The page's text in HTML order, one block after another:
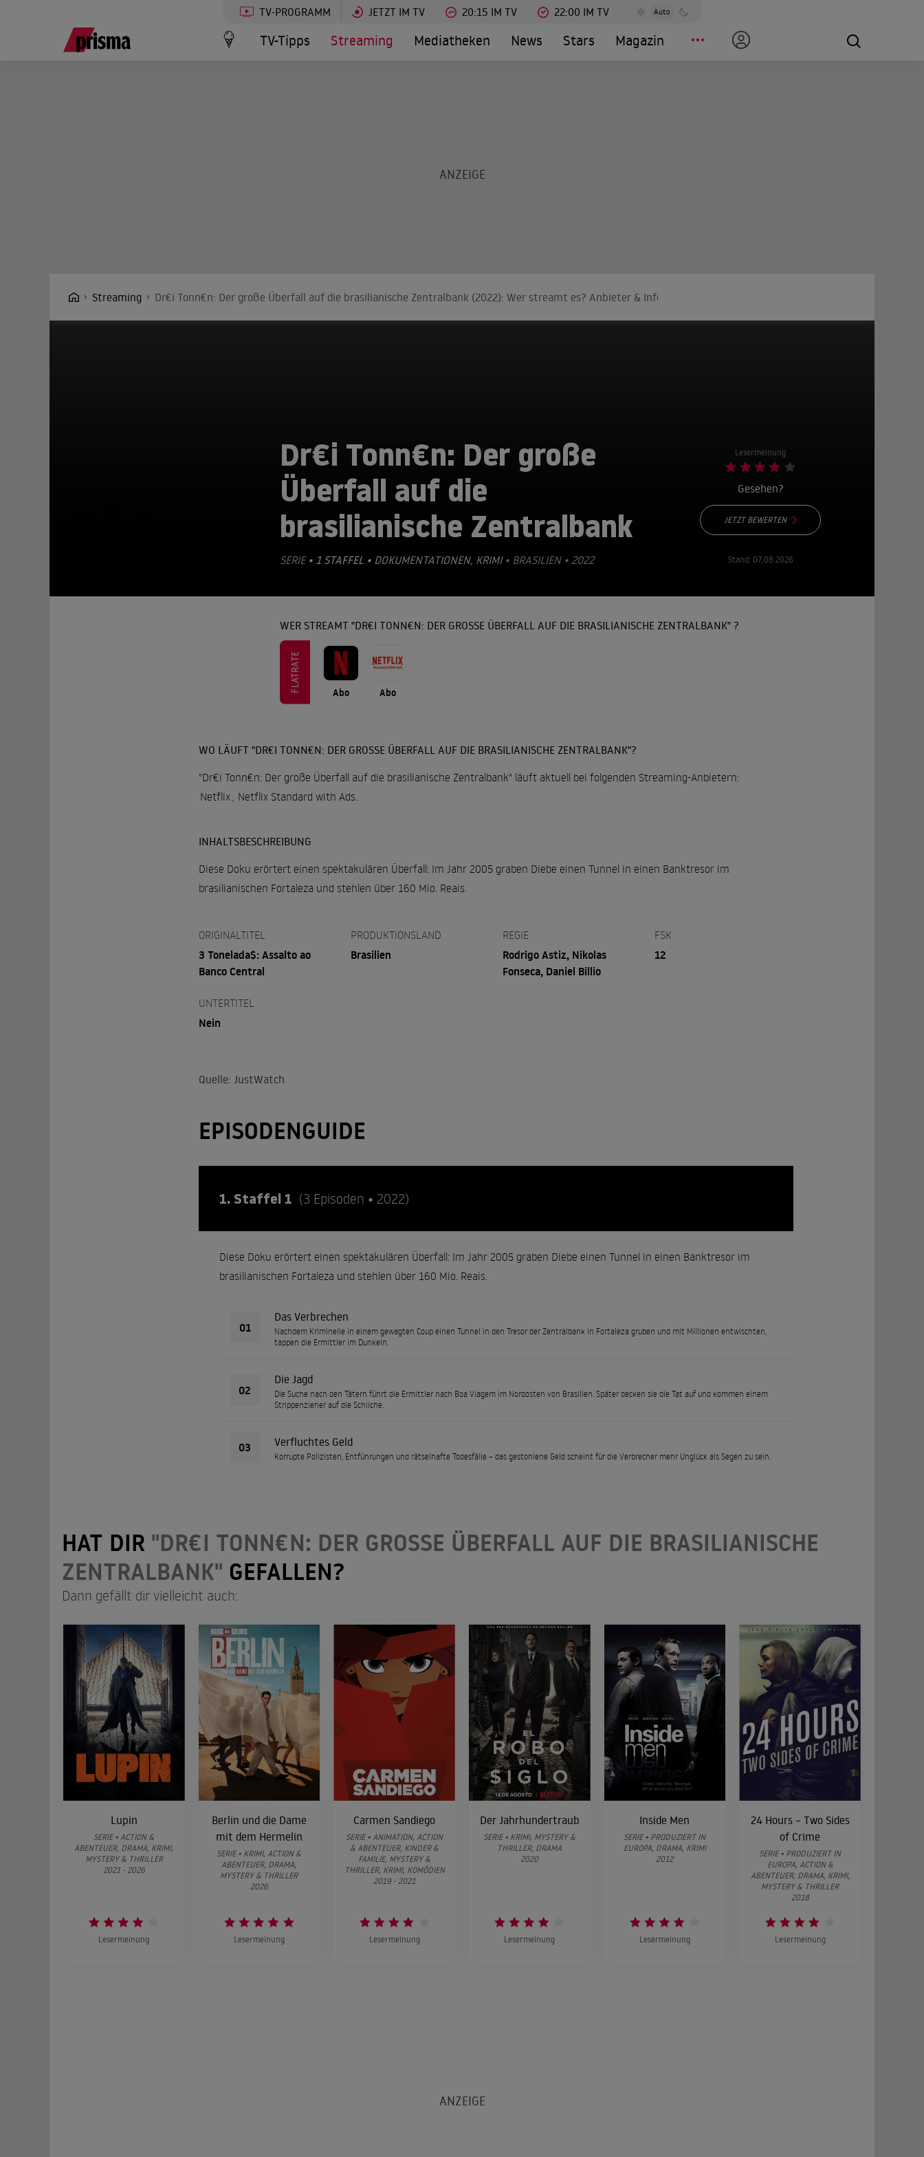
TV-PROGRAMM JETZT IM TV 20:15 IM TV 22:00 IM TV Auto
TV-Tipps Streaming Mediatheken News Stars Magazin
Streaming Dr€i Tonn€n: Der große Überfall auf die brasilianische Zentralbank (2022): Wer streamt es? Anbieter & Infos
Dr€i Tonn€n: Der große
Überfall auf die
brasilianische Zentralbank
SERIE • 1 STAFFEL • DOKUMENTATIONEN, KRIMI• BRASILIEN • 2022
Lesermeinung
Gesehen?
JETZT BEWERTEN
Stand: 07.08.2026
WER STREAMT "DR€I TONN€N: DER GROSSE ÜBERFALL AUF DIE BRASILIANISCHE ZENTRALBANK" ?
FLATRATE Abo Abo
WO LÄUFT "DR€I TONN€N: DER GROSSE ÜBERFALL AUF DIE BRASILIANISCHE ZENTRALBANK"?
"Dr€i Tonn€n: Der große Überfall auf die brasilianische Zentralbank" läuft aktuell bei folgenden Streaming-Anbietern:
Netflix
Netflix Standard with Ads
INHALTSBESCHREIBUNG
Diese Doku erörtert einen spektakulären Überfall: Im Jahr 2005 graben Diebe einen Tunnel in einen Banktresor im
brasilianischen Fortaleza und stehlen über 160 Mio. Reais.
ORIGINALTITEL
3 Tonelada$: Assalto ao
Banco Central
PRODUKTIONSLAND
Brasilien
REGIE
Rodrigo Astiz, Nikolas
Fonseca, Daniel Billio
FSK
12
UNTERTITEL
Nein
Quelle: JustWatch
EPISODENGUIDE
1. Staffel 1 (3 Episoden • 2022)
Diese Doku erörtert einen spektakulären Überfall: Im Jahr 2005 graben Diebe einen Tunnel in einen Banktresor im
brasilianischen Fortaleza und stehlen über 160 Mio. Reais.
01
Das Verbrechen
Nachdem Kriminelle in einem gewagten Coup einen Tunnel in den Tresor der Zentralbank in Fortaleza gruben und mit Millionen entwischten,
tappen die Ermittler im Dunkeln.
02
Die Jagd
Die Suche nach den Tätern führt die Ermittler nach Boa Viagem im Nordosten von Brasilien. Später decken sie die Tat auf und kommen einem
Strippenzieher auf die Schliche.
03 Verfluchtes Geld
Korrupte Polizisten, Entführungen und rätselhafte Todesfälle – das gestohlene Geld scheint für die Verbrecher mehr Unglück als Segen zu sein.
HAT DIR "DR€I TONN€N: DER GROSSE ÜBERFALL AUF DIE BRASILIANISCHE Z
ENTRALBANK" GEFALLEN?
Dann gefällt dir vielleicht auch:
Lupin
SERIE • ACTION &
ABENTEUER, DRAMA, KRIMI,
MYSTERY & THRILLER
2021 - 2026
Lesermeinung
Berlin und die Dame
mit dem Hermelin
SERIE • KRIMI, ACTION &
ABENTEUER, DRAMA,
MYSTERY & THRILLER
2026
Lesermeinung
Carmen Sandiego
SERIE • ANIMATION, ACTION
& ABENTEUER, KINDER &
FAMILIE, MYSTERY &
THRILLER, KRIMI, KOMÖDIEN
2019 - 2021
Lesermeinung
Der Jahrhundertraub
SERIE • KRIMI, MYSTERY &
THRILLER, DRAMA
2020
Lesermeinung
Inside Men
SERIE • PRODUZIERT IN
EUROPA, DRAMA, KRIMI
2012
Lesermeinung
24 Hours – Two Sides
of Crime
SERIE • PRODUZIERT IN
EUROPA, ACTION &
ABENTEUER, DRAMA, KRIMI,
MYSTERY & THRILLER
2018
Lesermeinung